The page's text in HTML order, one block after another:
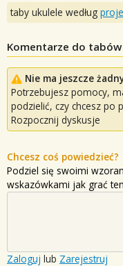
taby ukulele według
Komentarze do tabów
Nie ma jeszcze
Potrzebujesz pomocy,
podzielić, czy chcesz po
Rozpocznij dyskusje
Chcesz coś powiedzieć?
Podziel się swoimi
wskazówkami jak grać
Zaloguj lub Zarejestruj